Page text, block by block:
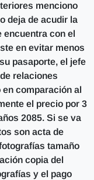
menciono
deja de acudir la
encuentra con el
en evitar menos
pasaporte, el jefe
relaciones
comparación al
el precio por 3
2085. Si se va
son acta de
tamaño
copia del
y el pago